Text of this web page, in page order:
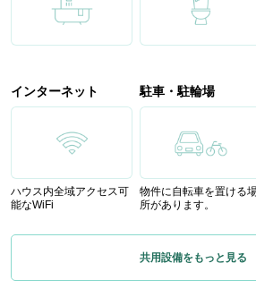
インターネット
ハウス内全域アクセス可
能なWiFi
駐車・駐輪場
物件に自転車を置ける
所があります。
共用設備をもっと見る